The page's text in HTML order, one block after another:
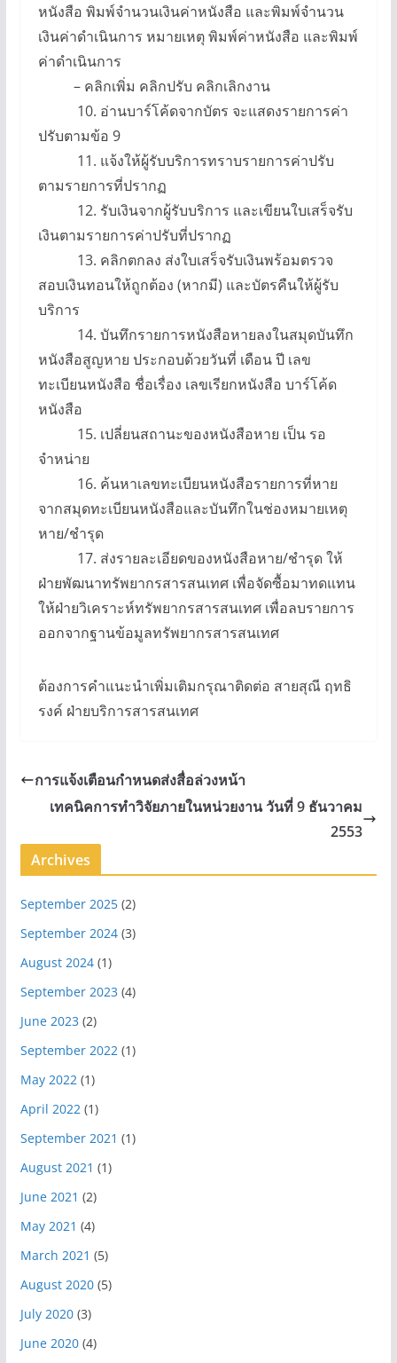
หนังสือ พิมพ์จำนวนเงินค่าหนังสือ และพิมพ์จำนวน
เงินค่าดำเนินการ หมายเหตุ พิมพ์ค่าหนังสือ และพิมพ์
ค่าดำเนินการ
– คลิกเพิ่ม คลิกปรับ คลิกเลิกงาน
10. อ่านบาร์โค้ดจากบัตร จะแสดงรายการค่า
ปรับตามข้อ 9
11. แจ้งให้ผู้รับบริการทราบรายการค่าปรับ
ตามรายการที่ปรากฏ
12. รับเงินจากผู้รับบริการ และเขียนใบเสร็จรับ
เงินตามรายการค่าปรับที่ปรากฏ
13. คลิกตกลง ส่งใบเสร็จรับเงินพร้อมตรวจ
สอบเงินทอนให้ถูกต้อง (หากมี) และบัตรคืนให้ผู้รับ
บริการ
14. บันทึกรายการหนังสือหายลงในสมุดบันทึก
หนังสือสูญหาย ประกอบด้วยวันที่ เดือน ปี เลข
ทะเบียนหนังสือ ชื่อเรื่อง เลขเรียกหนังสือ บาร์โค้ด
หนังสือ
15. เปลี่ยนสถานะของหนังสือหาย เป็น รอ
จำหน่าย
16. ค้นหาเลขทะเบียนหนังสือรายการที่หาย
จากสมุดทะเบียนหนังสือและบันทึกในช่องหมายเหตุ
หาย/ชำรุด
17. ส่งรายละเอียดของหนังสือหาย/ชำรุด ให้
ฝ่ายพัฒนาทรัพยากรสารสนเทศ เพื่อจัดซื้อมาทดแทน
ให้ฝ่ายวิเคราะห์ทรัพยากรสารสนเทศ เพื่อลบรายการ
ออกจากฐานข้อมูลทรัพยากรสารสนเทศ
ต้องการคำแนะนำเพิ่มเติมกรุณาติดต่อ สายสุณี ฤทธิ
รงค์ ฝ่ายบริการสารสนเทศ
การแจ้งเตือนกำหนดส่งสื่อล่วงหน้า
เทคนิคการทำวิจัยภายในหน่วยงาน วันที่ 9 ธันวาคม
2553
Archives
September 2025(2)
September 2024(3)
August 2024(1)
September 2023 (4)
June 2023 (2)
September 2022(1)
May 2022(1)
April 2022(1)
September 2021 (1)
August 2021 (1)
June 2021 (2)
May 2021 (4)
March 2021 (5)
August 2020(5)
July 2020(3)
June 2020(4)